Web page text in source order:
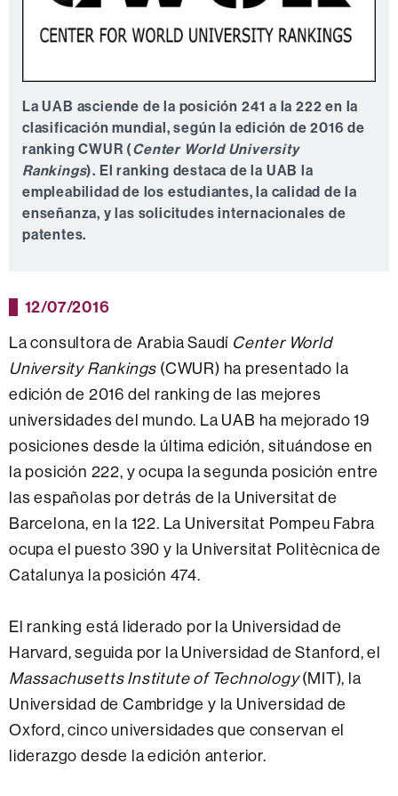
La UAB asciende de la posición 241 a la 222 en la
clasificación mundial, según la edición de 2016 de
ranking CWUR (Center World University
Rankings). El ranking destaca de la UAB la
empleabilidad de los estudiantes, la calidad de la
enseñanza, y las solicitudes internacionales de
patentes.
12/07/2016
La consultora de Arabia Saudí Center World
University Rankings (CWUR) ha presentado la
edición de 2016 del ranking de las mejores
universidades del mundo. La UAB ha mejorado 19
posiciones desde la última edición, situándose en
la posición 222, y ocupa la segunda posición entre
las españolas por detrás de la Universitat de
Barcelona, en la 122. La Universitat Pompeu Fabra
ocupa el puesto 390 y la Universitat Politècnica de
Catalunya la posición 474.
El ranking está liderado por la Universidad de
Harvard, seguida por la Universidad de Stanford, el
Massachusetts Institute of Technology(MIT), la
Universidad de Cambridge y la Universidad de
Oxford, cinco universidades que conservan el
liderazgo desde la edición anterior.